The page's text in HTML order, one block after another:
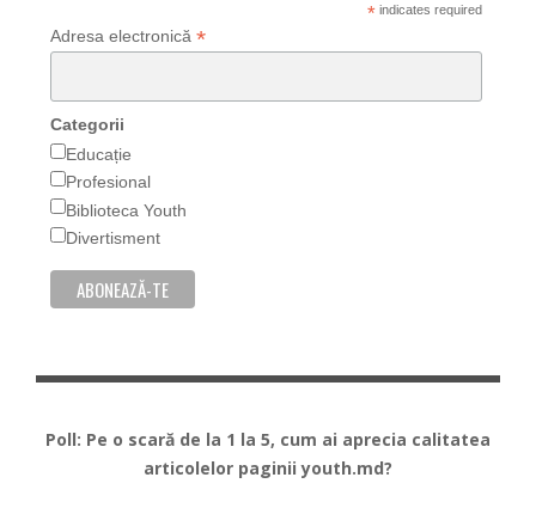
*indicates required
Adresa electronică *
Categorii
Educație
Profesional
Biblioteca Youth
Divertisment
Poll: Pe o scară de la 1 la 5, cum ai aprecia calitatea
articolelor paginii youth.md?